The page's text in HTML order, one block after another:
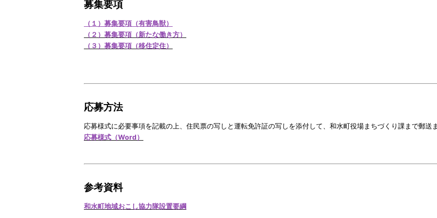
募集要項
（１）募集要項（有害鳥獣）
（２）募集要項（新たな働き方）
（３）募集要項（移住定住）
応募方法
応募様式に必要事項を記載の上、住民票の写しと運転免許証の写しを添付して、和水町役場まちづくり課まで郵送
応募様式（Word）
参考資料
和水町地域おこし協力隊設置要綱